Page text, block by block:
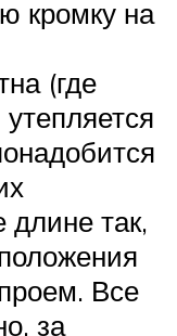
кромку на
(где
длине так,
Все
за